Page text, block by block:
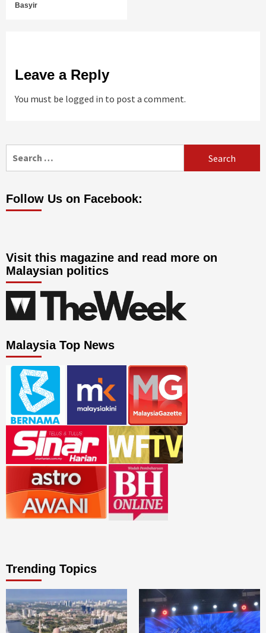
Basyir
Leave a Reply
You must be logged in to post a comment.
Follow Us on Facebook:
Visit this magazine and read more on
Malaysian politics
Malaysia Top News
Trending Topics